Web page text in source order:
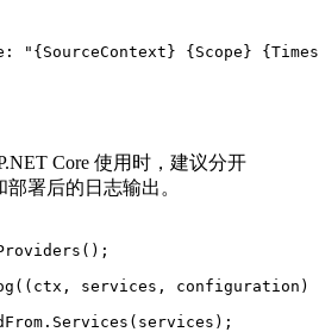
"{SourceContext} {Scope}
Core 使用时，建议分开
署后的日志输出。
services, configuration)